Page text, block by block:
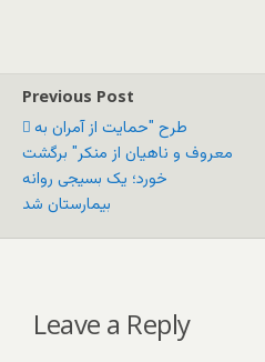
Previous Post
طرح "حمایت از آمران به
معروف و ناهیان از منکر" برگشت
خورد؛ یک بسیجی روانه
بیمارستان شد
Leave a Reply